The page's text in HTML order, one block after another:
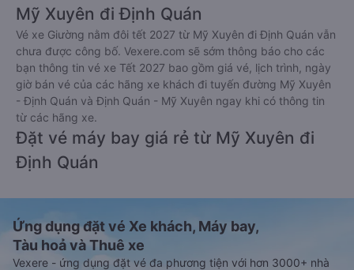
Mỹ Xuyên đi Định Quán
Vé xe Giường nằm đôi tết 2027 từ Mỹ Xuyên đi Định Quán vẫn
chưa được công bố. Vexere.com sẽ sớm thông báo cho các
bạn thông tin vé xe Tết 2027 bao gồm giá vé, lịch trình, ngày
giờ bán vé của các hãng xe khách đi tuyến đường Mỹ Xuyên
- Định Quán và Định Quán - Mỹ Xuyên ngay khi có thông tin
từ các hãng xe.
Đặt vé máy bay giá rẻ từ Mỹ Xuyên đi
Định Quán
Ứng dụng đặt vé Xe khách, Máy bay,
Tàu hoả và Thuê xe
Vexere - ứng dụng đặt vé đa phương tiện với hơn 3000+ nhà